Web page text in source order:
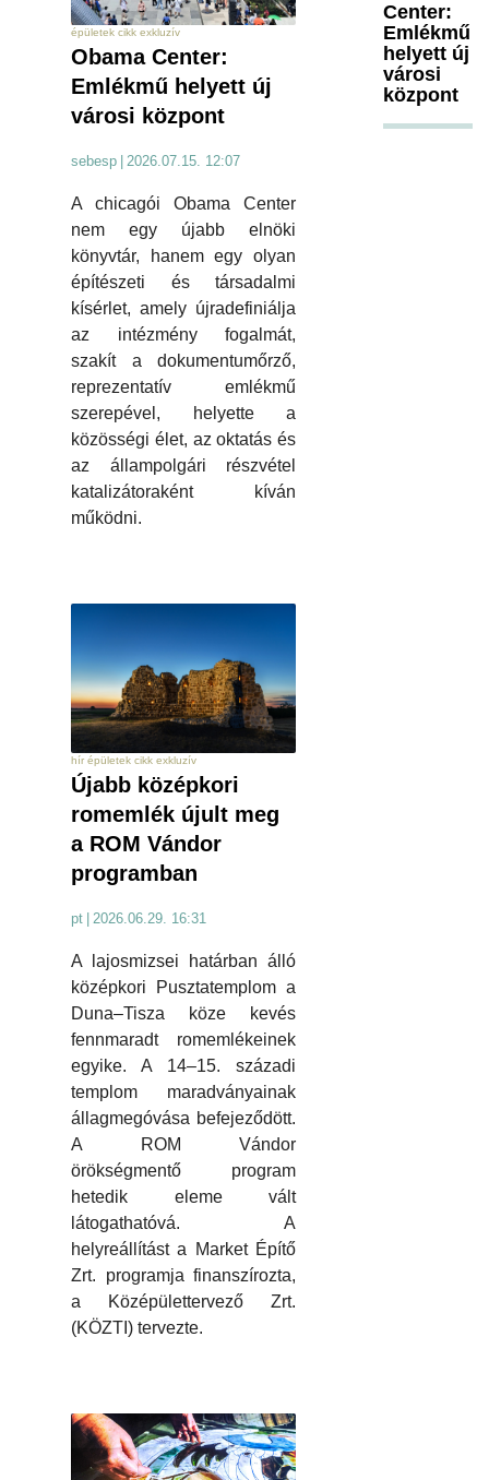
épületek cikk exkluzív
Obama Center:
Emlékmű helyett új
városi központ
sebesp | 2026.07.15. 12:07
A chicagói Obama Center
nem egy újabb elnöki
könyvtár, hanem egy olyan
építészeti és társadalmi
kísérlet, amely újradefiniálja
az intézmény fogalmát,
szakít a dokumentumőrző,
reprezentatív emlékmű
szerepével, helyette a
közösségi élet, az oktatás és
az állampolgári részvétel
katalizátoraként kíván
működni.
hír épületek cikk exkluzív
Újabb középkori
romemlék újult meg
a ROM Vándor
programban
pt 2026.06.29. 16:31
A lajosmizsei határban álló
középkori Pusztatemplom a
Duna–Tisza köze kevés
fennmaradt romemlékeinek
egyike. A 14–15. századi
templom maradványainak
állagmegóvása befejeződött.
A ROM Vándor
örökségmentő program
hetedik eleme vált
látogathatóvá. A
helyreállítást a Market Építő
Zrt. programja finanszírozta,
a Középülettervező Zrt.
(KÖZTI) tervezte.
Center:
Emlékmű
helyett új
városi
központ